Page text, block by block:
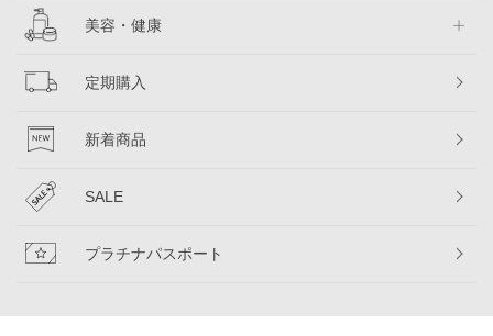
美容・健康
定期購入
新着商品
SALE
プラチナパスポート